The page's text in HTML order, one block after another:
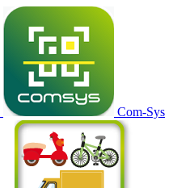
Com-Sys